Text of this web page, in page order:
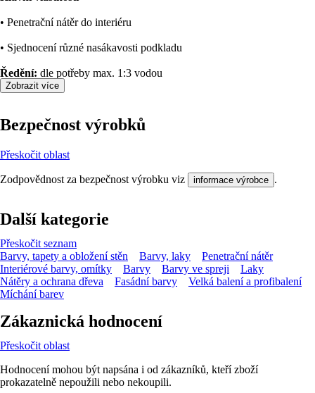
• Penetrační nátěr do interiéru
• Sjednocení různé nasákavosti podkladu
Ředění: dle potřeby max. 1:3 vodou
Zobrazit více
Bezpečnost výrobků
Přeskočit oblast
Zodpovědnost za bezpečnost výrobku viz informace výrobce .
Další kategorie
Přeskočit seznam
Barvy, tapety a obložení stěn
Barvy, laky
Penetrační nátěr
Interiérové barvy, omítky
Barvy Barvy ve spreji
Laky
Nátěry a ochrana dřeva
Fasádní barvy
Velká balení a profibalení
Míchání barev
Zákaznická hodnocení
Přeskočit oblast
Hodnocení mohou být napsána i od zákazníků, kteří zboží
prokazatelně nepoužili nebo nekoupili.